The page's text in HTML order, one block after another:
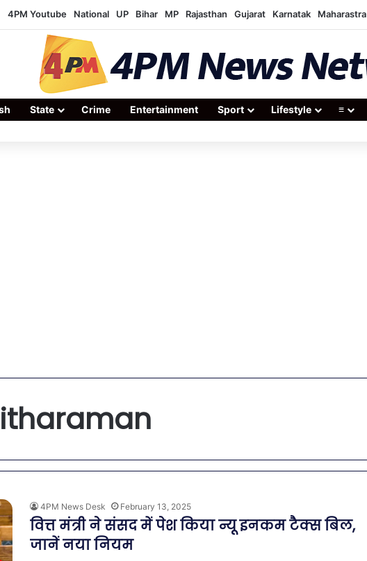
4PM Youtube National UP Bihar MP Rajasthan Gujarat Karnatak Maharastra
State Crime Entertainment Sport Lifestyle ≡
4PM News Desk February 13, 2025
वित्त मंत्री ने संसद में पेश किया न्यू इनकम टैक्स बिल,
जानें नया नियम